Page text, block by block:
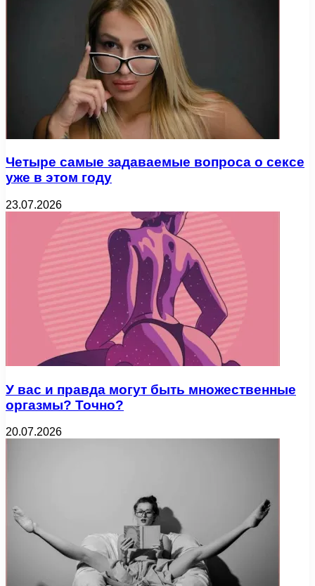
Четыре самые задаваемые вопроса о сексе
уже в этом году
23.07.2026
У вас и правда могут быть множественные
оргазмы? Точно?
20.07.2026